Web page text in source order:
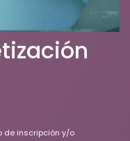
de inscripción y/o